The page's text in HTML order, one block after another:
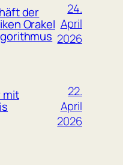
der
Orakel
24.
April
2026
mit
22.
April
2026